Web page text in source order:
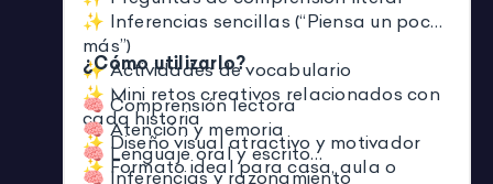
✨ Inferencias sencillas (“Piensa un poco
más”)
✨ Actividades de vocabulario
✨ Mini retos creativos relacionados con
cada historia
✨ Diseño visual atractivo y motivador
✨ Formato ideal para casa, aula o
¿Cómo utilizarlo?
🧠 Comprensión lectora
🧠 Atención y memoria
🧠 Lenguaje oral y escrito
🧠 Inferencias y razonamiento